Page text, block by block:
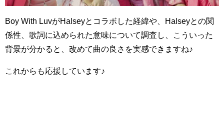
Boy With LuvがHalseyとコラボした経緯や、Halseyとの関
係性、歌詞に込められた意味について調査し、こういった
背景が分かると、改めて曲の良さを実感できますね♪
これからも応援しています♪